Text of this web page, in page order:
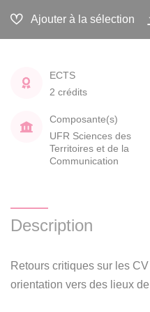
Ajouter à la sélection
ECTS
2 crédits
Composante(s)
UFR Sciences des
Territoires et de la
Communication
Description
Retours critiques sur les
orientation vers des lieux